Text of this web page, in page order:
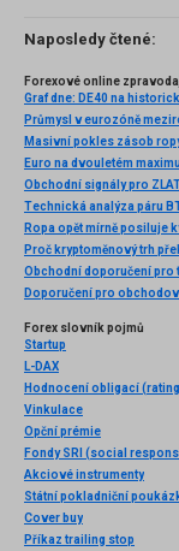
Naposledy čtené:
Forexové online
Průmysl v eurozóně
Masivní pokles zásob
Euro na dvouletém
Technická analýza páru
Ropa opět mírně posiluje
Proč kryptoměnový trh
Obchodní doporučení pro
Forex slovník pojmů
Startup
L-DAX
Hodnocení obligací
Vinkulace
Opční prémie
Akciové instrumenty
Státní pokladniční
Cover buy
Příkaz trailing stop